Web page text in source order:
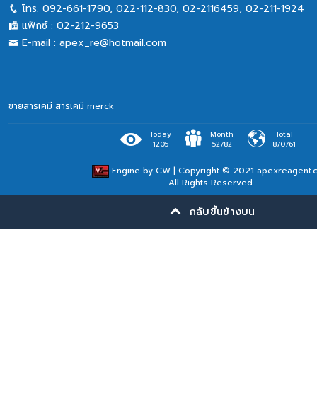
โทร. 092-661-1790, 022-112-830, 02-2116459, 02-211-1924
แฟ็กซ์ : 02-212-9653
E-mail : apex_re@hotmail.com
ขายสารเคมี สารเคมี merck
Engine by CW| Copyright © 2021
All Rights Reserved.
Today
1205
Month
52782
Total
870761
กลับขึ้นข้างบน